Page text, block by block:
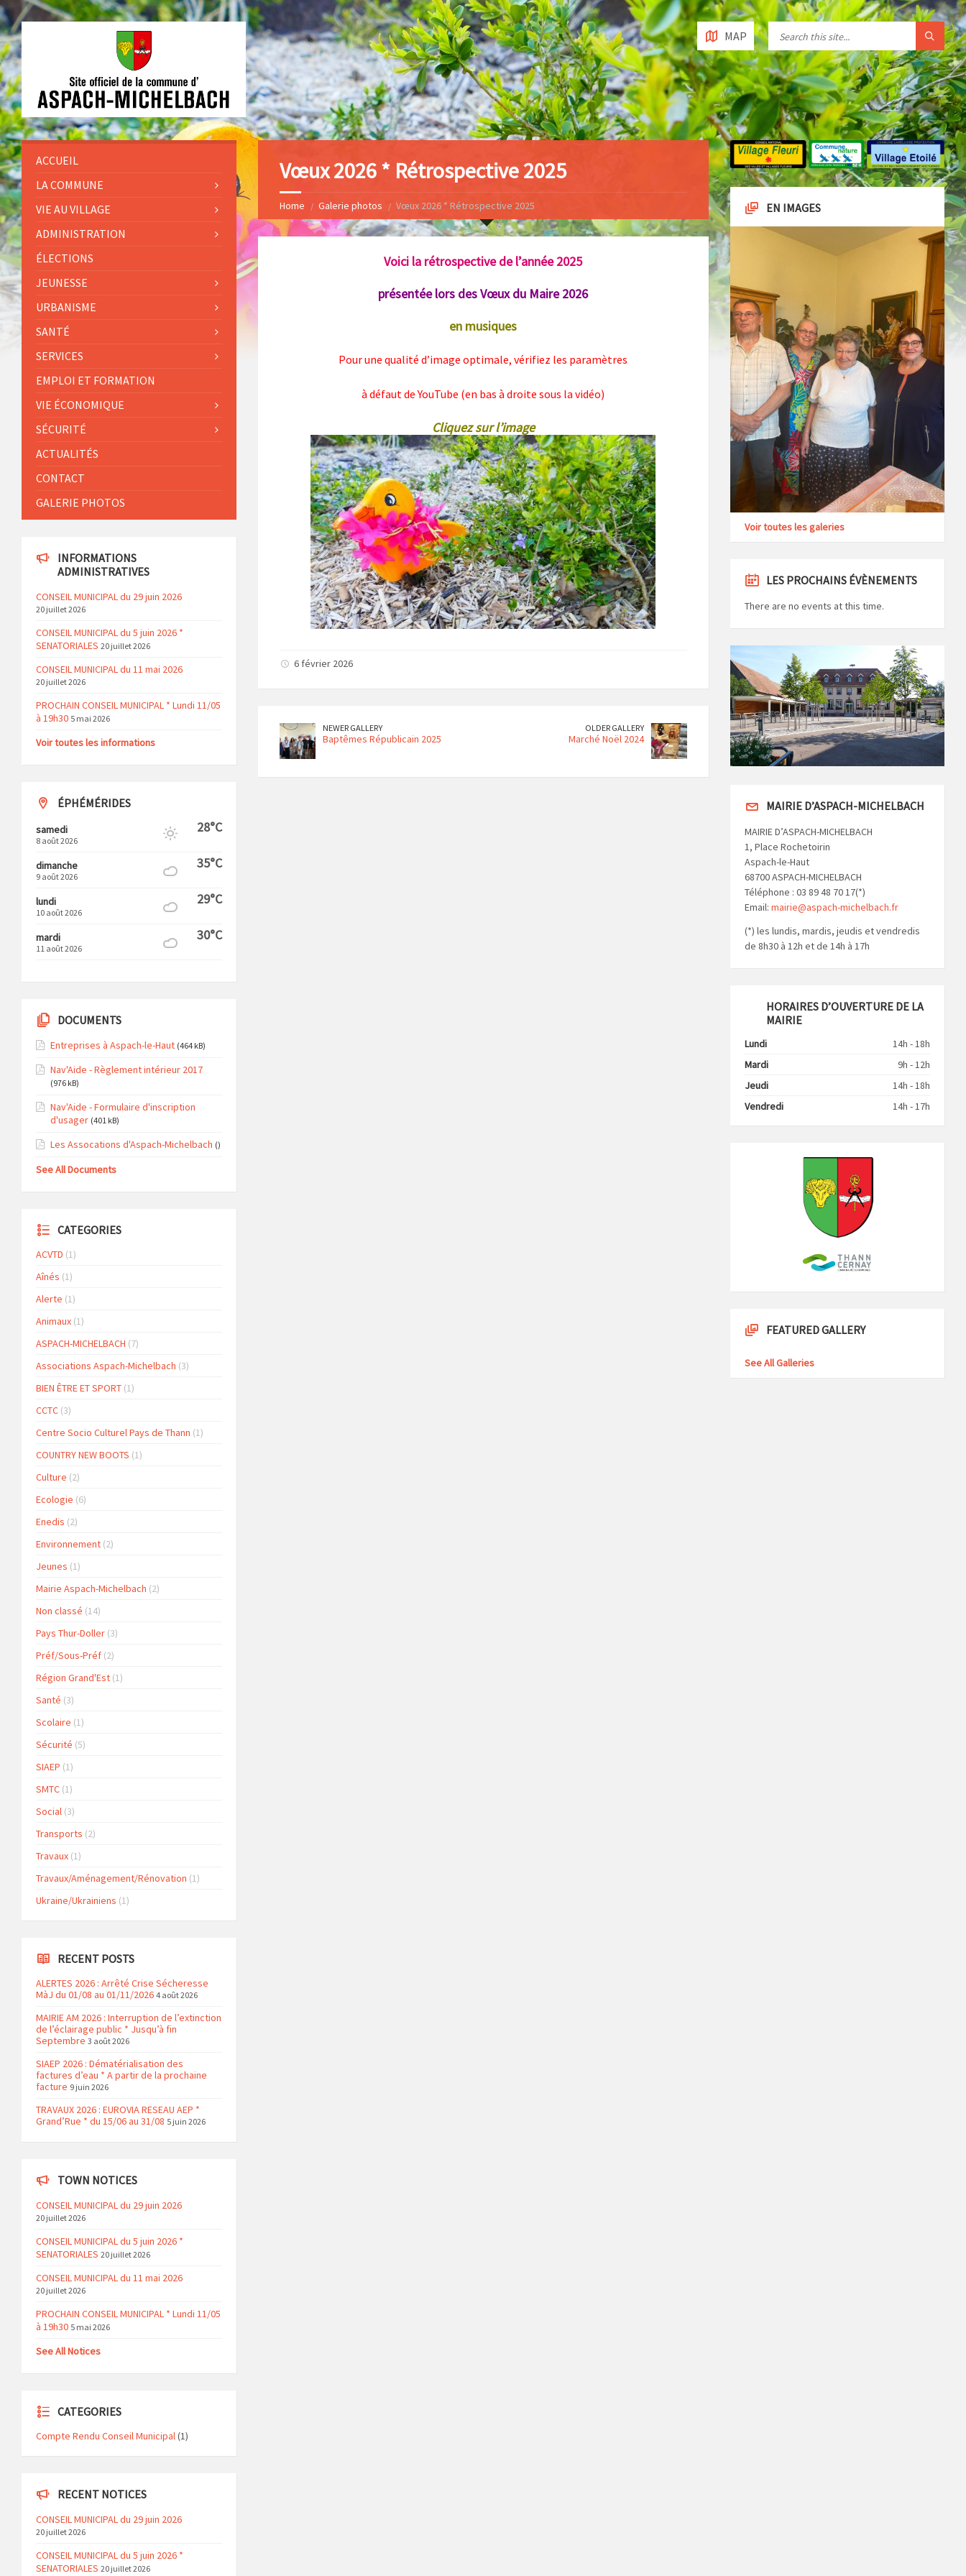
MAP
Vœux 2026 * Rétrospective 2025
Home Galerie photos Vœux 2026 * Rétrospective 2025
Voici la rétrospective de l’année 2025
présentée lors des Vœux du Maire 2026
en musiques
Pour une qualité d’image optimale, vérifiez les paramètres
à défaut de YouTube (en bas à droite sous la vidéo)
Cliquez sur l’image
6 février 2026
NEWER GALLERY
Baptêmes Républicain 2025
OLDER GALLERY
Marché Noël 2024
ACCUEIL
LA COMMUNE
VIE AU VILLAGE
ADMINISTRATION
ÉLECTIONS
JEUNESSE
URBANISME
SANTÉ
SERVICES
EMPLOI ET FORMATION
VIE ÉCONOMIQUE
SÉCURITÉ
ACTUALITÉS
CONTACT
GALERIE PHOTOS
INFORMATIONS
ADMINISTRATIVES
CONSEIL MUNICIPAL du 29 juin 2026
20 juillet 2026
CONSEIL MUNICIPAL du 5 juin 2026 *
SENATORIALES 20 juillet 2026
CONSEIL MUNICIPAL du 11 mai 2026
20 juillet 2026
PROCHAIN CONSEIL MUNICIPAL * Lundi 11/05
à 19h30 5 mai 2026
Voir toutes les informations
ÉPHÉMÉRIDES
samedi
8 août 2026
28°C
dimanche
9 août 2026
35°C
lundi
10 août 2026
29°C
mardi
11 août 2026
30°C
DOCUMENTS
Entreprises à Aspach-le-Haut (464 kB)
Nav'Aide - Règlement intérieur 2017
(976 kB)
Nav'Aide - Formulaire d'inscription
d'usager (401 kB)
Les Assocations d'Aspach-Michelbach ()
See All Documents
CATEGORIES
ACVTD (1)
Aînés (1)
Alerte (1)
Animaux (1)
ASPACH-MICHELBACH (7)
Associations Aspach-Michelbach (3)
BIEN ÊTRE ET SPORT (1)
CCTC (3)
Centre Socio Culturel Pays de Thann (1)
COUNTRY NEW BOOTS (1)
Culture (2)
Ecologie (6)
Enedis (2)
Environnement (2)
Jeunes (1)
Mairie Aspach-Michelbach (2)
Non classé (14)
Pays Thur-Doller (3)
Préf/Sous-Préf (2)
Région Grand'Est (1)
Santé (3)
Scolaire (1)
Sécurité (5)
SIAEP (1)
SMTC (1)
Social (3)
Transports (2)
Travaux (1)
Travaux/Aménagement/Rénovation (1)
Ukraine/Ukrainiens (1)
RECENT POSTS
ALERTES 2026 : Arrêté Crise Sécheresse
MàJ du 01/08 au 01/11/2026 4 août 2026
MAIRIE AM 2026 : Interruption de l’extinction
de l’éclairage public * Jusqu’à fin
Septembre 3 août 2026
SIAEP 2026 : Dématérialisation des
factures d’eau * A partir de la prochaine
facture 9 juin 2026
TRAVAUX 2026 : EUROVIA RESEAU AEP *
Grand’Rue * du 15/06 au 31/08 5 juin 2026
TOWN NOTICES
CONSEIL MUNICIPAL du 29 juin 2026
20 juillet 2026
CONSEIL MUNICIPAL du 5 juin 2026 *
SENATORIALES 20 juillet 2026
CONSEIL MUNICIPAL du 11 mai 2026
20 juillet 2026
PROCHAIN CONSEIL MUNICIPAL * Lundi 11/05
à 19h30 5 mai 2026
See All Notices
CATEGORIES
Compte Rendu Conseil Municipal(1)
RECENT NOTICES
CONSEIL MUNICIPAL du 29 juin 2026
20 juillet 2026
CONSEIL MUNICIPAL du 5 juin 2026 *
SENATORIALES 20 juillet 2026
EN IMAGES
Voir toutes les galeries
LES PROCHAINS ÉVÈNEMENTS
There are no events at this time.
MAIRIE D’ASPACH-MICHELBACH
MAIRIE D’ASPACH-MICHELBACH
1, Place Rochetoirin
Aspach-le-Haut
68700 ASPACH-MICHELBACH
Téléphone : 03 89 48 70 17(*)
Email: mairie@aspach-michelbach.fr
(*) les lundis, mardis, jeudis et vendredis
de 8h30 à 12h et de 14h à 17h
HORAIRES D’OUVERTURE DE LA
MAIRIE
Lundi
14h - 18h
Mardi
9h - 12h
Jeudi
14h - 18h
Vendredi
14h - 17h
FEATURED GALLERY
See All Galleries